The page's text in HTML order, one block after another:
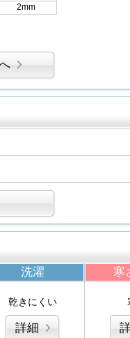
2mm
洗濯 寒
乾きにくい
詳細